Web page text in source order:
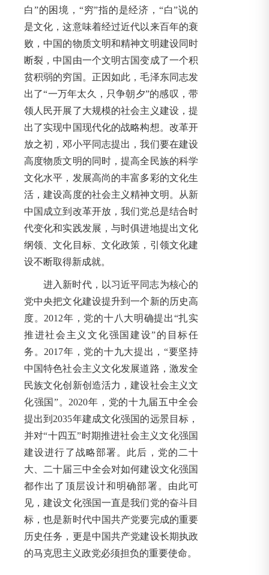
白”的困境，“穷”指的是经济，“白”说的
是文化，这意味着经过近代以来百年的衰
败，中国的物质文明和精神文明建设同时
断裂，中国由一个文明古国变成了一个积
贫积弱的穷国。正因如此，毛泽东同志发
出了“一万年太久，只争朝夕”的感叹，带
领人民开展了大规模的社会主义建设，提
出了实现中国现代化的战略构想。改革开
放之初，邓小平同志提出，我们要在建设
高度物质文明的同时，提高全民族的科学
文化水平，发展高尚的丰富多彩的文化生
活，建设高度的社会主义精神文明。从新
中国成立到改革开放，我们党总是结合时
代变化和实践发展，与时俱进地提出文化
纲领、文化目标、文化政策，引领文化建
设不断取得新成就。
进入新时代，以习近平同志为核心的
党中央把文化建设提升到一个新的历史高
度。2012年，党的十八大明确提出“扎实
推进社会主义文化强国建设”的目标任
务。2017年，党的十九大提出，“要坚持
中国特色社会主义文化发展道路，激发全
民族文化创新创造活力，建设社会主义文
化强国”。2020年，党的十九届五中全会
提出到2035年建成文化强国的远景目标，
并对“十四五”时期推进社会主义文化强国
建设进行了战略部署。此后，党的二十
大、二十届三中全会对如何建设文化强国
都作出了顶层设计和明确部署。由此可
见，建设文化强国一直是我们党的奋斗目
标，也是新时代中国共产党要完成的重要
历史任务，更是中国共产党建设长期执政
的马克思主义政党必须担负的重要使命。